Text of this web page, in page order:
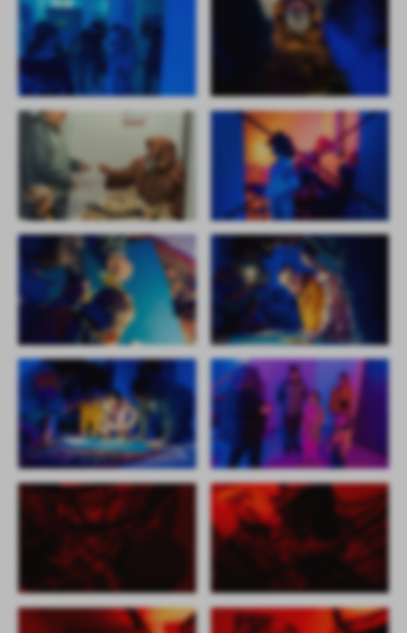
firm będących naszymi partnerami oraz innych dostawców usług.
Firmy te działają w charakterze pośredników prezentujących nasze
treści w postaci wiadomości, ofert, komunikatów mediów
społecznościowych.